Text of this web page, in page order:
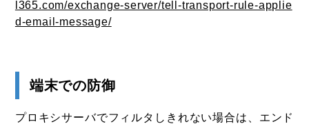
l365.com/exchange-server/tell-transport-rule-applie
d-email-message/
端末での防御
プロキシサーバでフィルタしきれない場合は、エンド